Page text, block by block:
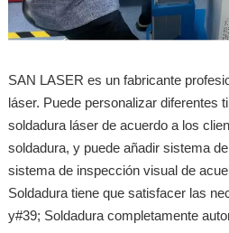
SAN LASER es un fabricante
láser. Puede personalizar diferentes
soldadura láser de acuerdo a los
soldadura, y puede añadir sistema
sistema de inspección visual de
Soldadura tiene que satisfacer las
y#39; Soldadura completamente